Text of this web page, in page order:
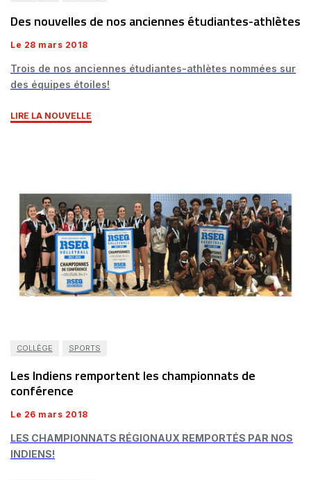
Des nouvelles de nos anciennes étudiantes-athlètes
Le 28 mars 2018
Trois de nos anciennes étudiantes-athlètes nommées sur
des équipes étoiles!
LIRE LA NOUVELLE
COLLÈGE SPORTS
Les Indiens remportent les championnats de
conférence
Le 26 mars 2018
LES CHAMPIONNATS RÉGIONAUX REMPORTÉS PAR NOS
INDIENS!